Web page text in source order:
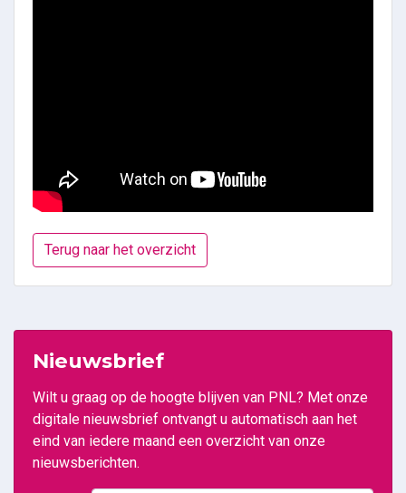
Terug naar het overzicht
Nieuwsbrief
Wilt u graag op de hoogte blijven van PNL? Met onze
digitale nieuwsbrief ontvangt u automatisch aan het
eind van iedere maand een overzicht van onze
nieuwsberichten.